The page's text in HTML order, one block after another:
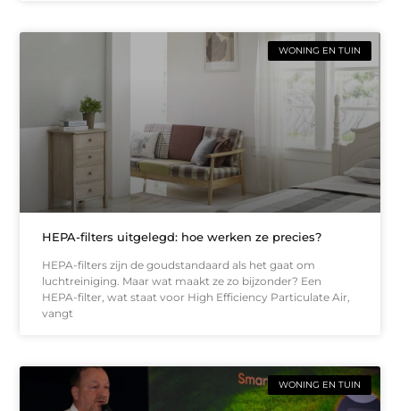
WONING EN TUIN
HEPA-filters uitgelegd: hoe werken ze precies?
HEPA-filters zijn de goudstandaard als het gaat om
luchtreiniging. Maar wat maakt ze zo bijzonder? Een
HEPA-filter, wat staat voor High Efficiency Particulate Air,
vangt
WONING EN TUIN